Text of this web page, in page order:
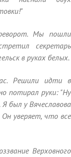
Мы пошли
секретарь
в руках белых.
Решили идти в
потирал руки: "Ну
был у Вячеславова
уверяет, что все
Верховного